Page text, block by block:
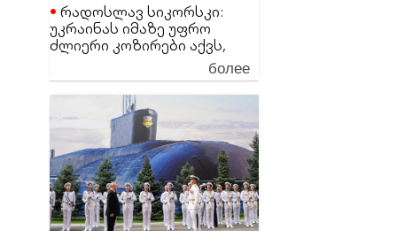
რადოსლავ სიკორსკი:
უკრაინას იმაზე უფრო
ძლიერი კოზირები აქვს,
ვიდრე დონალდ ტრამპს
ეგონა
более